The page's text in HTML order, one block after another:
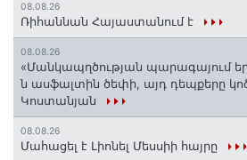
08.08.26
Ռիհաննան Հայաստանում է
08.08.26
«Մանկապղծության պարագայում
ն ասֆալտին ծեփի, այդ դեպքերը
Կոստանյան
08.08.26
Մահացել է Լիոնել Մեսսիի հայրը